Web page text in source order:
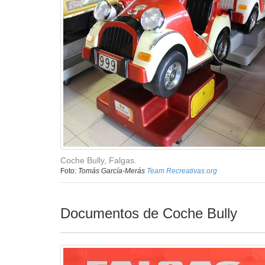
Coche Bully, Falgas.
Foto: Tomás García-Merás Team Recreativas.org
Documentos de Coche Bully